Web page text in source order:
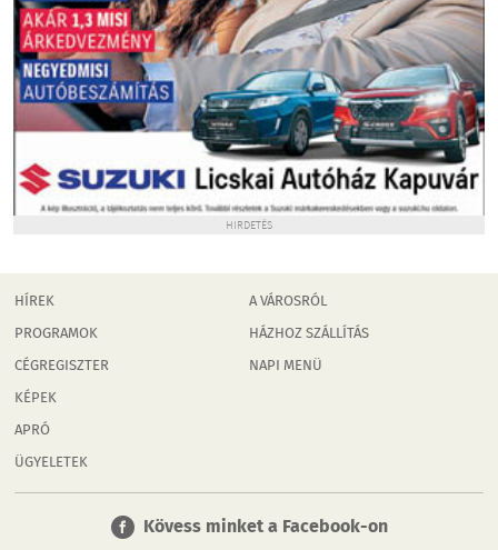
HIRDETÉS
HÍREK
PROGRAMOK
CÉGREGISZTER
KÉPEK
APRÓ
ÜGYELETEK
A VÁROSRÓL
HÁZHOZ SZÁLLÍTÁS
NAPI MENÜ
Kövess minket a Facebook-on